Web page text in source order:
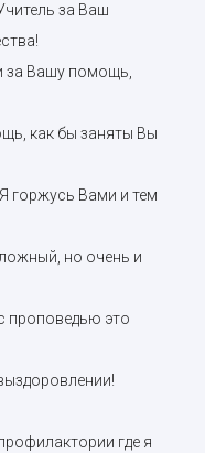
за Ваш
за Вашу помощь,
как бы заняты Вы
горжусь Вами и тем
но очень и
проповедью это
где я